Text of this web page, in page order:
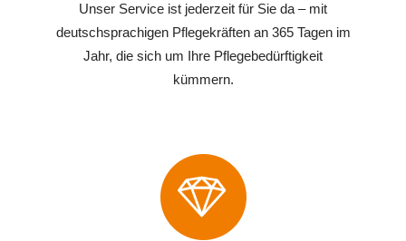
Unser Service ist jederzeit für Sie da – mit
deutschsprachigen Pflegekräften an 365 Tagen im
Jahr, die sich um Ihre Pflegebedürftigkeit
kümmern.